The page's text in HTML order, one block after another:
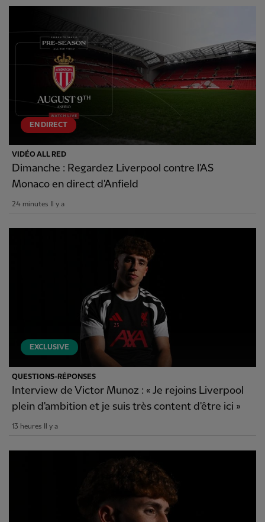
EN DIRECT
VIDÉO ALL RED
Dimanche : Regardez Liverpool contre l'AS
Monaco en direct d'Anfield
24 minutes Il y a
EXCLUSIVE
QUESTIONS-RÉPONSES
Interview de Victor Munoz : « Je rejoins Liverpool
plein d'ambition et je suis très content d'être ici »
13 heures Il y a